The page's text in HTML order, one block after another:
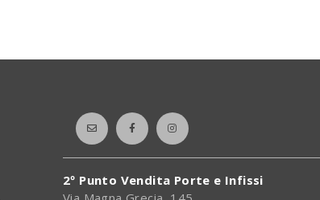
2º Punto Vendita Porte e Infissi